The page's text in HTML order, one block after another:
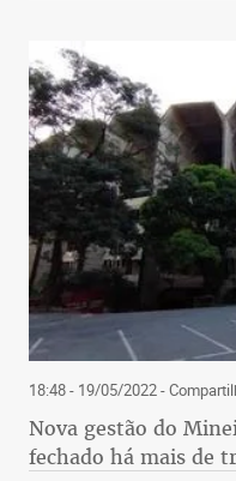
18:48 - 19/05/2022-
Nova gestão do
fechado há mais de